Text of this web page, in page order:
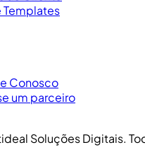
Templates
Conosco
um parceiro
Soluções Digitais.